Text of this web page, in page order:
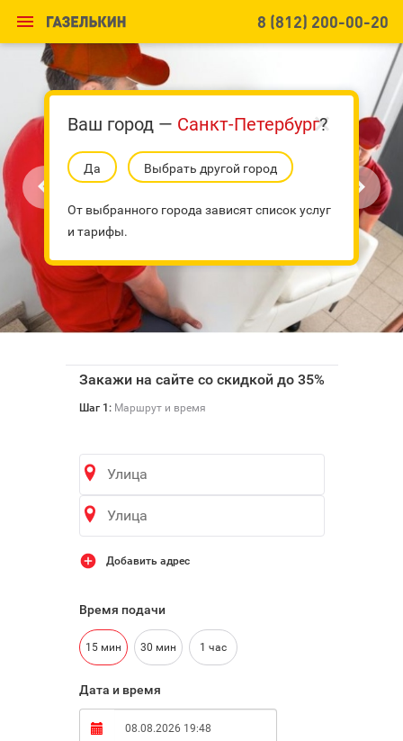
 8 (812) 200-00-20
 
Закажи на сайте со скидкой до 35%
Шаг 1: Маршрут и время
Добавить адрес
Время подачи
15 мин 30 мин 1 час
Дата и время
Ваш город — Санкт-Петербург?
Да Выбрать другой город
От выбранного города зависят список услуг
и тарифы.